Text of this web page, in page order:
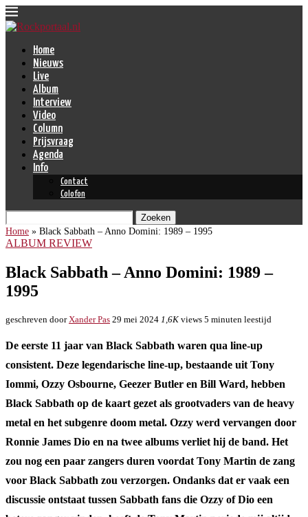
Home
Nieuws
Live
Album
Interview
Video
Column
Prijsvraag
Agenda
Info
Contact
Colofon
Zoeken
Home » Black Sabbath – Anno Domini: 1989 – 1995
ALBUM REVIEW
Black Sabbath – Anno Domini: 1989 –
1995
geschreven doorXander Pas 29 mei 2024 1,6K views 5 minuten leestijd
De eerste 11 jaar van Black Sabbath waren qua line-up
consistent. Deze legendarische line-up, bestaande uit Tony
Iommi, Ozzy Osbourne, Geezer Butler en Bill Ward, hebben
Black Sabbath op de kaart gezet als grootvaders van de heavy
metal en het subgenre doom metal. Ozzy werd vervangen door
Ronnie James Dio en na twee albums verliet hij de band. Het
zou nog een paar zangers duren voordat Tony Martin de zang
voor Black Sabbath zou verzorgen. Ondanks dat er vaak een
discussie ontstaat tussen Sabbath fans die Ozzy of Dio een